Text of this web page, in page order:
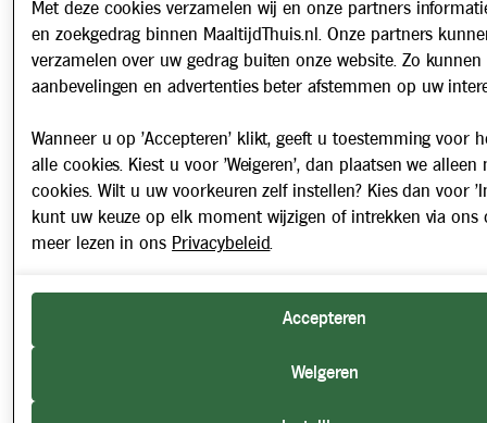
Met deze cookies verzamelen wij en onze partners
en zoekgedrag binnen MaaltijdThuis.nl. Onze partners
verzamelen over uw gedrag buiten onze website. Zo kunnen
aanbevelingen en advertenties beter afstemmen op uw
Wanneer u op 'Accepteren' klikt, geeft u toestemming voor
alle cookies. Kiest u voor 'Weigeren', dan plaatsen we alleen
cookies. Wilt u uw voorkeuren zelf instellen? Kies dan voor
kunt uw keuze op elk moment wijzigen of intrekken via ons
meer lezen in ons Privacybeleid.
Accepteren
Weigeren